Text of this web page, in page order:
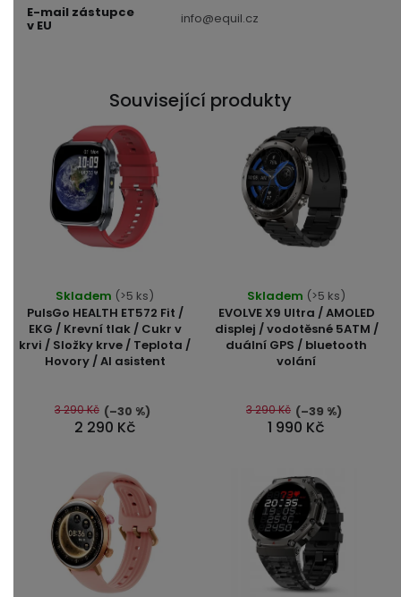
E-mail zástupce
v EU info@equil.cz
Související produkty
PulsGo HEALTH ET572 Fit /
EKG / Krevní tlak / Cukr v
krvi / Složky krve / Teplota /
Hovory / AI asistent
hodnocení
produktu
je
5,0
5
hvězdiček.
Skladem (>5 ks)
2 290 Kč
3 290 Kč (–30 %)
EVOLVE X9 Ultra / AMOLED
displej / vodotěsné 5ATM /
duální GPS / bluetooth
volání
hodnocení
produktu
je
5,0
5
hvězdiček.
Skladem (>5 ks)
1 990 Kč
3 290 Kč (–39 %)